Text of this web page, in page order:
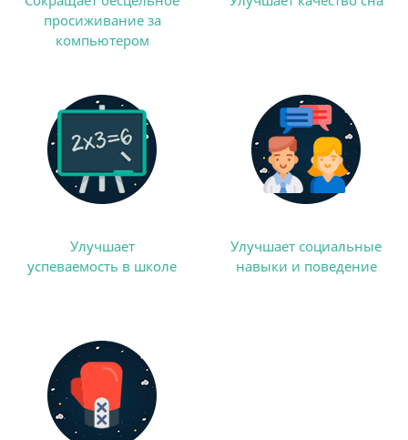
просиживание за
компьютером
Улучшает
успеваемость в школе
Улучшает социальные
навыки и поведение